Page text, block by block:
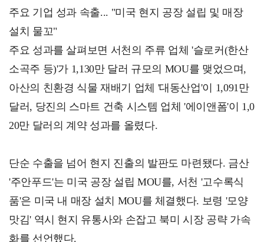
주요 기업 성과 속출... "미국 현지 공장 설립 및 매장
설치 물꼬"
주요 성과를 살펴보면 서천의 주류 업체 '슬로커(한산
소곡주 등)'가 1,130만 달러 규모의 MOU를 맺었으며,
아산의 친환경 식물 재배기 업체 '대동산업'이 1,091만
달러, 당진의 스마트 건축 시스템 업체 '에이앤폼'이 1,0
20만 달러의 계약 성과를 올렸다.
단순 수출을 넘어 현지 진출의 발판도 마련됐다. 금산
'주안푸드'는 미국 공장 설립 MOU를, 서천 '고수록식
품'은 미국 내 매장 설치 MOU를 체결했다. 보령 '모양
맛김' 역시 현지 유통사와 손잡고 북미 시장 공략 가속
화를 선언했다.